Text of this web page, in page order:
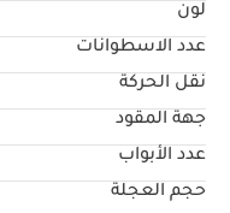
• المقصور المتطورة: انغمس
بانوراميًا يوفر إطلالات لامثيل
Auto، ونظام الملاحة.
لون
عدد الاسطوانات
نقل الحركة
جهة المقود
عدد الأبواب
حجم العجلة